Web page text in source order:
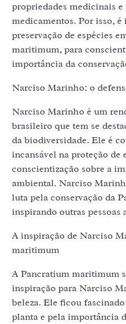
propriedades medicinais
medicamentos. Por isso,
preservação de espécies
maritimum, para
importância da
Narciso Marinho: o
Narciso Marinho é um
brasileiro que tem se
da biodiversidade. Ele é
incansável na proteção de
conscientização sobre a
ambiental. Narciso
luta pela conservação da
inspirando outras pessoas
A inspiração de Narciso
maritimum
A Pancratium maritimum
inspiração para Narciso
beleza. Ele ficou
planta e pela importância